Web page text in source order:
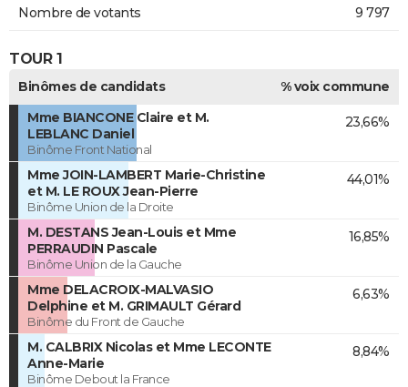
Nombre de votants 9 797
TOUR 1
Binômes de candidats
% voix commune
Mme BIANCONE Claire et M.
LEBLANC Daniel
Binôme Front National
23,66%
Mme JOIN-LAMBERT Marie-Christine
et M. LE ROUX Jean-Pierre
Binôme Union de la Droite
44,01%
M. DESTANS Jean-Louis et Mme
PERRAUDIN Pascale
Binôme Union de la Gauche
16,85%
Mme DELACROIX-MALVASIO
Delphine et M. GRIMAULT Gérard
Binôme du Front de Gauche
6,63%
M. CALBRIX Nicolas et Mme LECONTE
Anne-Marie
Binôme Debout la France
8,84%